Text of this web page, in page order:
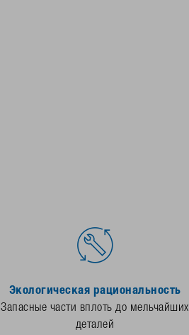
Экологическая рациональность
Запасные части вплоть до мельчайших
деталей